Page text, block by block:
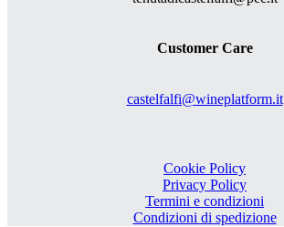
Customer Care
castelfalfi@wineplatform.it
Cookie Policy
Privacy Policy
Termini e condizioni
Condizioni di spedizione